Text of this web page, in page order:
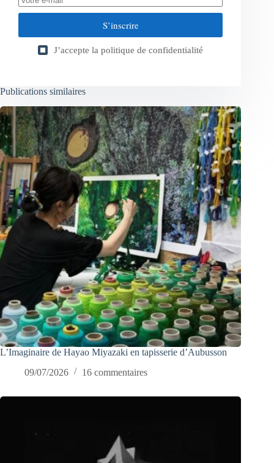
S’inscrire
J’accepte la politique de confidentialité
Publications similaires
L’Imaginaire de Hayao Miyazaki en tapisserie d’Aubusson
09/07/2026
16 commentaires